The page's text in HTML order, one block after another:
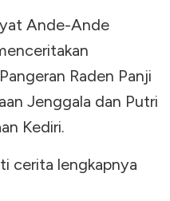
Ande-Ande
Raden Panji
Jenggala dan Putri
Kediri.
cerita lengkapnya